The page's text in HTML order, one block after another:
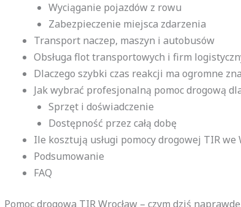
Wyciąganie pojazdów z rowu
Zabezpieczenie miejsca zdarzenia
Transport naczep, maszyn i autobusów
Obsługa flot transportowych i firm
Dlaczego szybki czas reakcji ma ogromne
Jak wybrać profesjonalną pomoc drogową
Sprzęt i doświadczenie
Dostępność przez całą dobę
Ile kosztują usługi pomocy drogowej TIR we
Podsumowanie
FAQ
Pomoc drogowa TIR Wrocław – czym dziś